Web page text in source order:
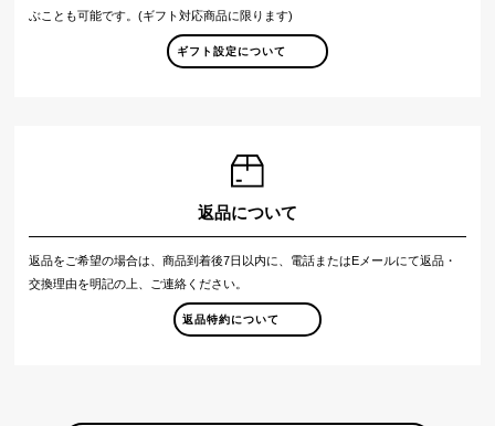
ぶことも可能です。(ギフト対応商品に限ります)
ギフト設定について
返品について
返品をご希望の場合は、商品到着後7日以内に、電話またはEメールにて返品・
交換理由を明記の上、ご連絡ください。
返品特約について